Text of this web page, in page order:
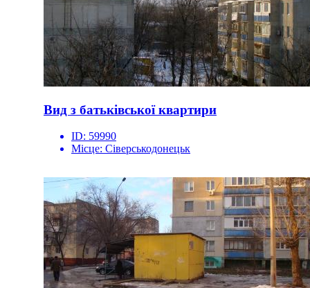
Вид з батьківської квартири
ID: 59990
Місце: Сіверськодонецьк